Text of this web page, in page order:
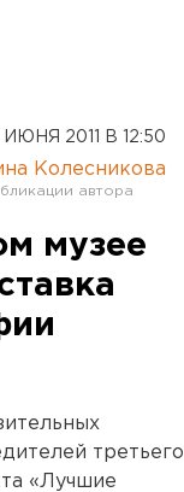
ИЮНЯ 2011 В 12:50
Колесникова
музее
третьего
«Лучшие